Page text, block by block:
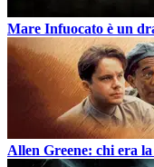
Mare Infuocato è un
Allen Greene: chi era